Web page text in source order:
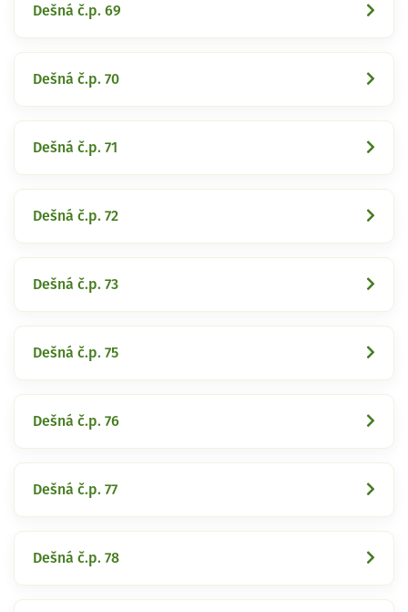
Dešná č.p. 69
Dešná č.p. 70
Dešná č.p. 71
Dešná č.p. 72
Dešná č.p. 73
Dešná č.p. 75
Dešná č.p. 76
Dešná č.p. 77
Dešná č.p. 78